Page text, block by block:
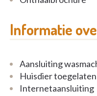
Dagverzorging
De troeven van Het
Informatie
Aansluiting
Huisdier toegelaten
Internetaansluiting